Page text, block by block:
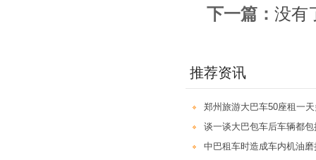
下一篇： 没有
推荐资讯
郑州旅游大巴车50座租一
谈一谈大巴包车后车辆都
中巴租车时造成车内机油